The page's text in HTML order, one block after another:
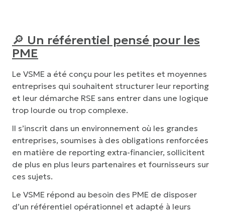
🔎 Un référentiel pensé pour les
PME
Le VSME a été conçu pour les petites et moyennes
entreprises qui souhaitent structurer leur reporting
et leur démarche RSE sans entrer dans une logique
trop lourde ou trop complexe.
Il s’inscrit dans un environnement où les grandes
entreprises, soumises à des obligations renforcées
en matière de reporting extra-financier, sollicitent
de plus en plus leurs partenaires et fournisseurs sur
ces sujets.
Le VSME répond au besoin des PME de disposer
d’un référentiel opérationnel et adapté à leurs